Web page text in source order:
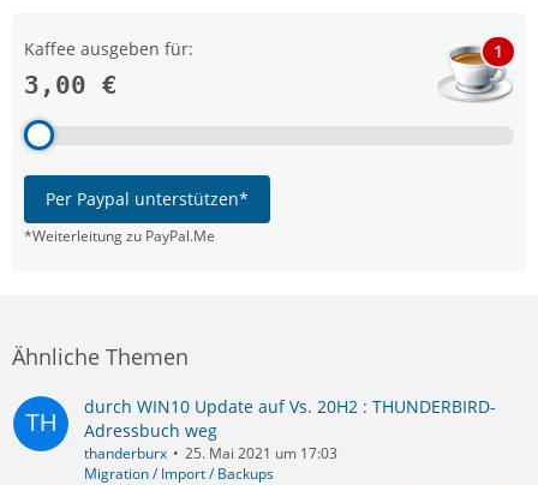
Kaffee ausgeben für:
3,00 €
1
Per Paypal unterstützen*
*Weiterleitung zu PayPal.Me
Ähnliche Themen
durch WIN10 Update auf Vs. 20H2 : THUNDERBIRD-
Adressbuch weg
thanderburx
25. Mai 2021 um 17:03
Migration / Import / Backups